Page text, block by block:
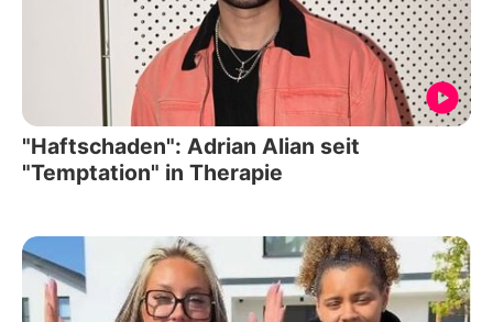
"Haftschaden": Adrian Alian seit
"Temptation" in Therapie